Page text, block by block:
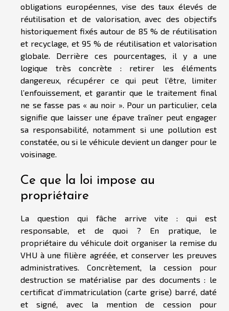
obligations européennes, vise des taux élevés de
réutilisation et de valorisation, avec des objectifs
historiquement fixés autour de 85 % de réutilisation
et recyclage, et 95 % de réutilisation et valorisation
globale. Derrière ces pourcentages, il y a une
logique très concrète : retirer les éléments
dangereux, récupérer ce qui peut l’être, limiter
l’enfouissement, et garantir que le traitement final
ne se fasse pas « au noir ». Pour un particulier, cela
signifie que laisser une épave traîner peut engager
sa responsabilité, notamment si une pollution est
constatée, ou si le véhicule devient un danger pour le
voisinage.
Ce que la loi impose au
propriétaire
La question qui fâche arrive vite : qui est
responsable, et de quoi ? En pratique, le
propriétaire du véhicule doit organiser la remise du
VHU à une filière agréée, et conserver les preuves
administratives. Concrètement, la cession pour
destruction se matérialise par des documents : le
certificat d’immatriculation (carte grise) barré, daté
et signé, avec la mention de cession pour